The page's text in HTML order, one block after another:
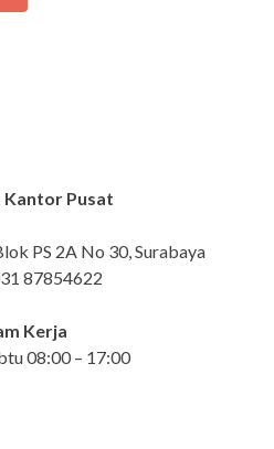
Kantor Pusat
PS 2A No 30, Surabaya
87854622
Kerja
08:00 – 17:00